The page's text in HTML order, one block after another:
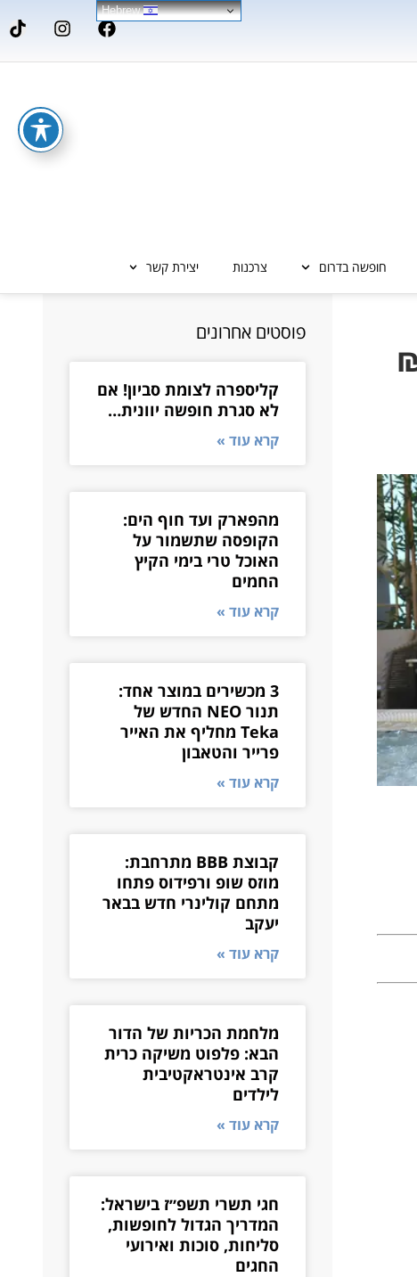
חופשה בדרום צרכנות יצירת קשר
פוסטים אחרונים
קליספרה לצומת סביון! אם
לא סגרת חופשה יוונית…
קרא עוד »
מהפארק ועד חוף הים:
הקופסה שתשמור על
האוכל טרי בימי הקיץ
החמים
קרא עוד »
3 מכשירים במוצר אחד:
תנור NEO החדש של
Teka מחליף את האייר
פרייר והטאבון
קרא עוד »
קבוצת BBB מתרחבת:
מוזס שופ ורפידוס פתחו
מתחם קולינרי חדש בבאר
יעקב
קרא עוד »
מלחמת הכריות של הדור
הבא: פלפוט משיקה כרית
קרב אינטראקטיבית
לילדים
קרא עוד »
חגי תשרי תשפ״ז בישראל:
המדריך הגדול לחופשות,
סליחות, סוכות ואירועי
החגים
Hebrew